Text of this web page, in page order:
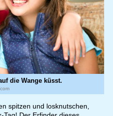
die Wange küsst.
spitzen und losknutschen,